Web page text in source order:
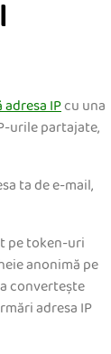
IPcu una
urile partajate,
ta de e-mail,
pe token-uri
anonimă pe
convertește
adresa IP